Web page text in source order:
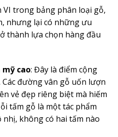
VI trong bảng phân loại gỗ,
nhưng lại có những ưu
thành lựa chọn hàng đầu
mỹ cao: Đây là điểm cộng
đường vân gỗ uốn lượn
vẻ đẹp riêng biệt mà hiếm
tấm gỗ là một tác phẩm
không có hai tấm nào